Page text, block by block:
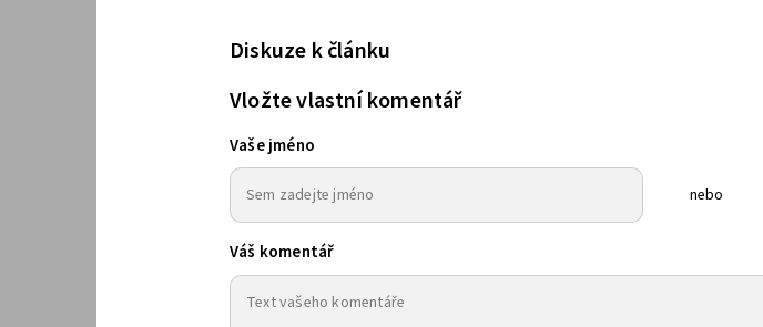
Diskuze k článku
Vložte vlastní komentář
Vaše jméno
nebo
Váš komentář